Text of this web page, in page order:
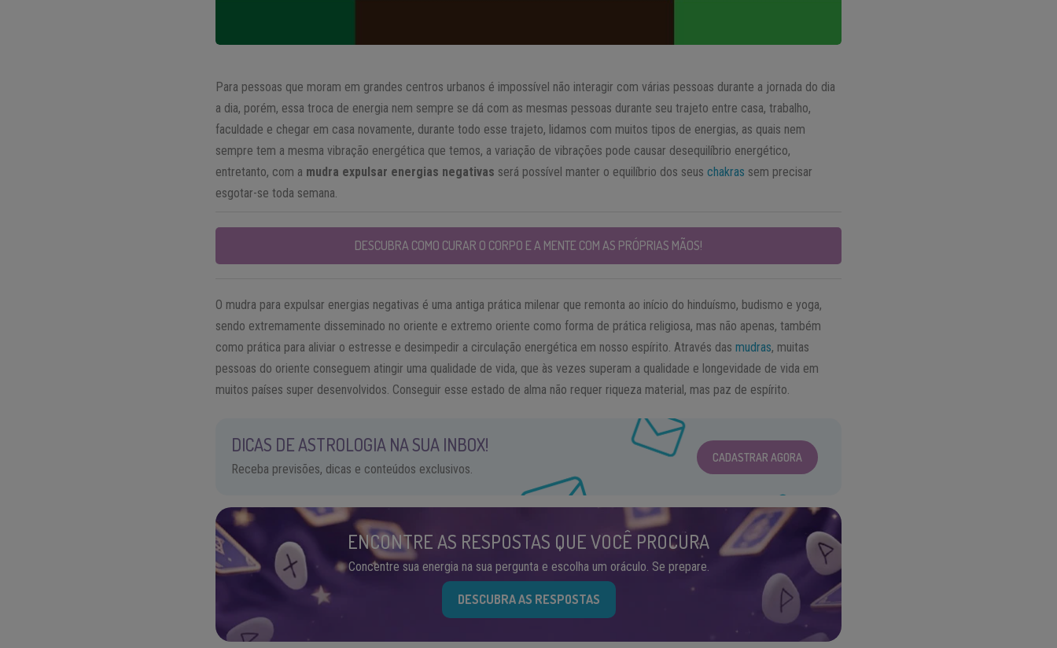
Para pessoas que moram em grandes centros urbanos é impossível não interagir com várias pessoas durante a jornada do dia
a dia, porém, essa troca de energia nem sempre se dá com as mesmas pessoas durante seu trajeto entre casa, trabalho,
faculdade e chegar em casa novamente, durante todo esse trajeto, lidamos com muitos tipos de energias, as quais nem
sempre tem a mesma vibração energética que temos, a variação de vibrações pode causar desequilíbrio energético,
entretanto, com a mudra expulsar energias negativas será possível manter o equilíbrio dos seuschakras sem precisar
esgotar-se toda semana.
DESCUBRA COMO CURAR O CORPO E A MENTE COM AS PRÓPRIAS MÃOS!
O mudra para expulsar energias negativas é uma antiga prática milenar que remonta ao início do hinduísmo, budismo e yoga,
sendo extremamente disseminado no oriente e extremo oriente como forma de prática religiosa, mas não apenas, também
como prática para aliviar o estresse e desimpedir a circulação energética em nosso espírito. Através dasmudras, muitas
pessoas do oriente conseguem atingir uma qualidade de vida, que às vezes superam a qualidade e longevidade de vida em
muitos países super desenvolvidos. Conseguir esse estado de alma não requer riqueza material, mas paz de espírito.
DICAS DE ASTROLOGIA NA SUA INBOX!
Receba previsões, dicas e conteúdos exclusivos.
CADASTRAR AGORA
ENCONTRE AS RESPOSTAS QUE VOCÊ PROCURA
Concentre sua energia na sua pergunta e escolha um oráculo. Se prepare.
DESCUBRA AS RESPOSTAS